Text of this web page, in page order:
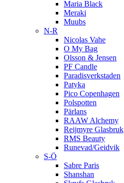
Maria Black
Meraki
Muubs
N-R
Nicolas Vahe
O My Bag
Olsson & Jensen
PF Candle
Paradisverkstaden
Patyka
Pico Copenhagen
Polspotten
Pärlans
RAAW Alchemy
Reijmyre Glasbruk
RMS Beauty
Runevad/Geidvik
S-Ö
Sabre Paris
Shanshan